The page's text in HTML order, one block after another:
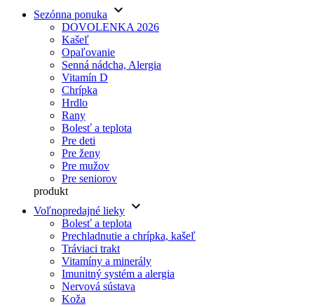
Sezónna ponuka keyboard_arrow_down
DOVOLENKA 2026
Kašeľ
Opaľovanie
Senná nádcha, Alergia
Vitamín D
Chrípka
Hrdlo
Rany
Bolesť a teplota
Pre deti
Pre ženy
Pre mužov
Pre seniorov
produkt
Voľnopredajné lieky keyboard_arrow_down
Bolesť a teplota
Prechladnutie a chrípka, kašeľ
Tráviaci trakt
Vitamíny a minerály
Imunitný systém a alergia
Nervová sústava
Koža